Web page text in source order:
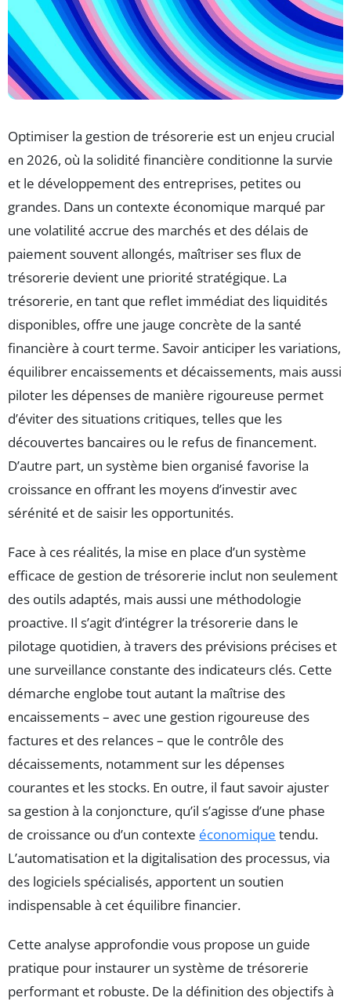
Optimiser la gestion de trésorerie est un enjeu crucial
en 2026, où la solidité financière conditionne la survie
et le développement des entreprises, petites ou
grandes. Dans un contexte économique marqué par
une volatilité accrue des marchés et des délais de
paiement souvent allongés, maîtriser ses flux de
trésorerie devient une priorité stratégique. La
trésorerie, en tant que reflet immédiat des liquidités
disponibles, offre une jauge concrète de la santé
financière à court terme. Savoir anticiper les variations,
équilibrer encaissements et décaissements, mais aussi
piloter les dépenses de manière rigoureuse permet
d’éviter des situations critiques, telles que les
découvertes bancaires ou le refus de financement.
D’autre part, un système bien organisé favorise la
croissance en offrant les moyens d’investir avec
sérénité et de saisir les opportunités.
Face à ces réalités, la mise en place d’un système
efficace de gestion de trésorerie inclut non seulement
des outils adaptés, mais aussi une méthodologie
proactive. Il s’agit d’intégrer la trésorerie dans le
pilotage quotidien, à travers des prévisions précises et
une surveillance constante des indicateurs clés. Cette
démarche englobe tout autant la maîtrise des
encaissements – avec une gestion rigoureuse des
factures et des relances – que le contrôle des
décaissements, notamment sur les dépenses
courantes et les stocks. En outre, il faut savoir ajuster
sa gestion à la conjoncture, qu’il s’agisse d’une phase
de croissance ou d’un contexte économique tendu.
L’automatisation et la digitalisation des processus, via
des logiciels spécialisés, apportent un soutien
indispensable à cet équilibre financier.
Cette analyse approfondie vous propose un guide
pratique pour instaurer un système de trésorerie
performant et robuste. De la définition des objectifs à